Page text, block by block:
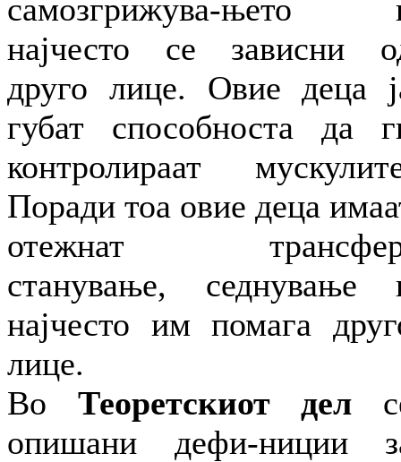
самозгрижува-њето
најчесто се зависни
друго лице. Овие деца
губат способноста да
контролираат
Поради тоа овие деца
отежнат
станување, седнување
најчесто им помага
лице.
Во Теоретскиот дел
опишани дефи-ниции